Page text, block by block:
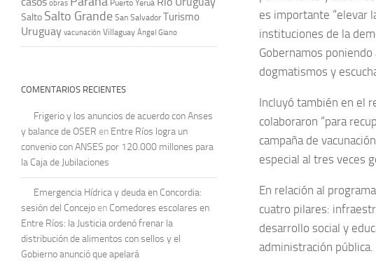
es importante “elevar
instituciones de la
Gobernamos
dogmatismos y
Incluyó también en el
colaboraron “para
campaña de
especial al tres veces
En relación al
cuatro pilares:
desarrollo social y
administración pública.
obras Puerto Yeruá
Salto Salto Grande San Salvador Turismo
Uruguay vacunación Villaguay Ángel Giano
COMENTARIOS RECIENTES
Frigerio y los anuncios de acuerdo con Anses
y balance de OSER en Entre Ríos logra un
convenio con ANSES por 120.000 millones para
la Caja de Jubilaciones
Emergencia Hídrica y deuda en Concordia:
sesión del Concejo en Comedores escolares en
Entre Ríos: la Justicia ordenó frenar la
distribución de alimentos con sellos y el
Gobierno anunció que apelará